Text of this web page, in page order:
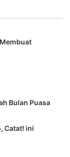
Bulan Puasa
Catat! ini